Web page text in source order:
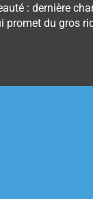
: dernière
du gros